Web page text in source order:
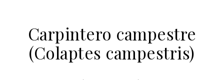
Carpintero campestre
(Colaptes campestris)